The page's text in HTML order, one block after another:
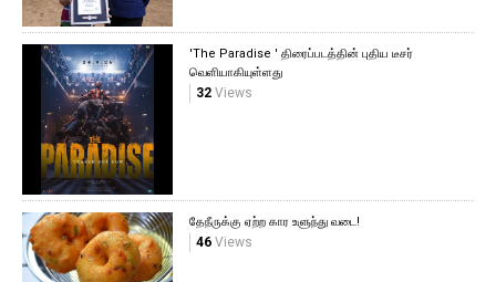
'The Paradise ' திரைப்படத்தின் புதிய டீசர்
வெளியாகியுள்ளது
32Views
தேநீருக்கு ஏற்ற கார உளுந்து வடை!
46Views